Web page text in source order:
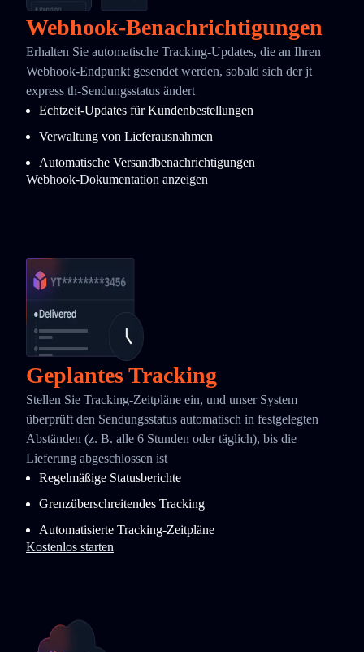
Webhook-Benachrichtigungen
Erhalten Sie automatische Tracking-Updates, die an Ihren
Webhook-Endpunkt gesendet werden, sobald sich der jt
express th-Sendungsstatus ändert
Echtzeit-Updates für Kundenbestellungen
Verwaltung von Lieferausnahmen
Automatische Versandbenachrichtigungen
Webhook-Dokumentation anzeigen
Geplantes Tracking
Stellen Sie Tracking-Zeitpläne ein, und unser System
überprüft den Sendungsstatus automatisch in festgelegten
Abständen (z. B. alle 6 Stunden oder täglich), bis die
Lieferung abgeschlossen ist
Regelmäßige Statusberichte
Grenzüberschreitendes Tracking
Automatisierte Tracking-Zeitpläne
Kostenlos starten